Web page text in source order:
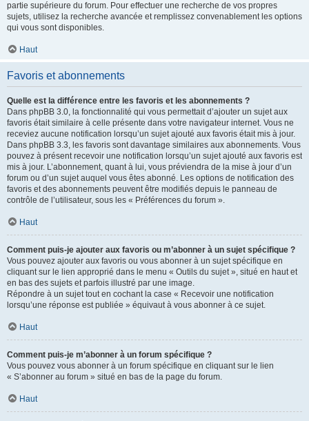
partie supérieure du forum. Pour effectuer une recherche de vos propres
sujets, utilisez la recherche avancée et remplissez convenablement les options
qui vous sont disponibles.
Haut
Favoris et abonnements
Quelle est la différence entre les favoris et les abonnements ?
Dans phpBB 3.0, la fonctionnalité qui vous permettait d’ajouter un sujet aux
favoris était similaire à celle présente dans votre navigateur internet. Vous ne
receviez aucune notification lorsqu’un sujet ajouté aux favoris était mis à jour.
Dans phpBB 3.3, les favoris sont davantage similaires aux abonnements. Vous
pouvez à présent recevoir une notification lorsqu’un sujet ajouté aux favoris est
mis à jour. L’abonnement, quant à lui, vous préviendra de la mise à jour d’un
forum ou d’un sujet auquel vous êtes abonné. Les options de notification des
favoris et des abonnements peuvent être modifiés depuis le panneau de
contrôle de l’utilisateur, sous les « Préférences du forum ».
Haut
Comment puis-je ajouter aux favoris ou m’abonner à un sujet spécifique ?
Vous pouvez ajouter aux favoris ou vous abonner à un sujet spécifique en
cliquant sur le lien approprié dans le menu « Outils du sujet », situé en haut et
en bas des sujets et parfois illustré par une image.
Répondre à un sujet tout en cochant la case « Recevoir une notification
lorsqu’une réponse est publiée » équivaut à vous abonner à ce sujet.
Haut
Comment puis-je m’abonner à un forum spécifique ?
Vous pouvez vous abonner à un forum spécifique en cliquant sur le lien
« S’abonner au forum » situé en bas de la page du forum.
Haut